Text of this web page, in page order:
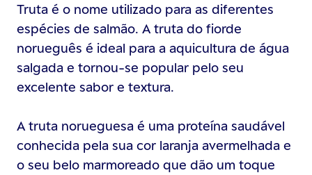
Truta é o nome utilizado para as diferentes
espécies de salmão. A truta do fiorde
norueguês é ideal para a aquicultura de água
salgada e tornou-se popular pelo seu
excelente sabor e textura.
A truta norueguesa é uma proteína saudável
conhecida pela sua cor laranja avermelhada e
o seu belo marmoreado que dão um toque